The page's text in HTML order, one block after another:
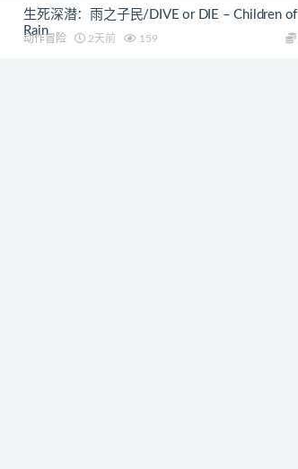
生死深潜：雨之子民/DIVE or DIE – Children of
Rain
动作冒险 2天前 159